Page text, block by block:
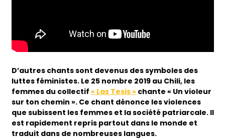
D’autres chants sont devenus des symboles des
luttes féministes. Le 25 nombre 2019 au Chili, les
femmes du collectif« Las Tesis » chante « Un violeur
sur ton chemin ». Ce chant dénonce les violences
que subissent les femmes et la société patriarcale. Il
est rapidement repris partout dans le monde et
traduit dans de nombreuses langues.